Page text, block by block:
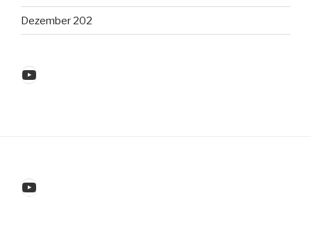
Dezember 202
YouTube
YouTube